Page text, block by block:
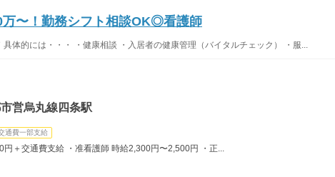
〜！勤務シフト相談OK◎看護師
体的には・・・ ・健康相談 ・入居者の健康管理（バイタルチェック） ・服...
営烏丸線四条駅
通費一部支給
円＋交通費支給 ・准看護師 時給2,300円〜2,500円 ・正...